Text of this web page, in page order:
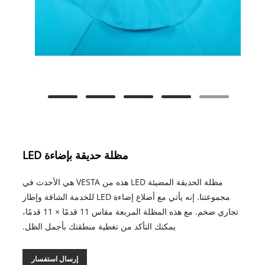
مظلة حديقة بإضاءة LED
مظلة الحديقة المضيئة LED هذه من VESTA هي الأحدث في
مجموعتنا. إنه يأتي مع أضلاع إضاءة LED للخدمة الشاقة وإطار
تجاري ضخم. مع هذه المظلة المربعة مقاس 11 قدمًا × 11 قدمًا،
يمكنك التأكد من تغطية منطقتك بأجمل الظل.
إرسال استفسار